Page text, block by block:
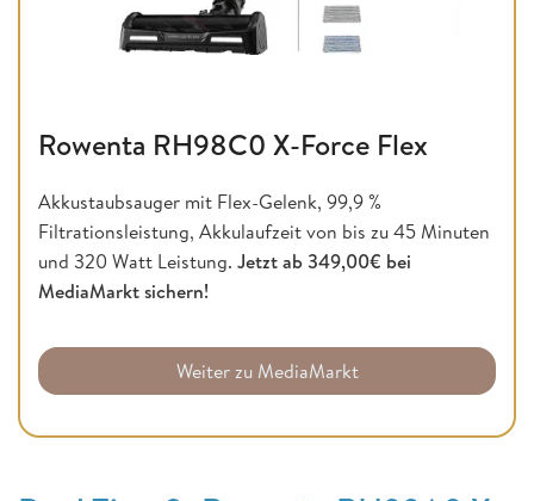
Rowenta RH98C0 X-Force Flex
Akkustaubsauger mit Flex-Gelenk, 99,9 %
Filtrationsleistung, Akkulaufzeit von bis zu 45 Minuten
und 320 Watt Leistung. Jetzt ab 349,00€ bei
MediaMarkt sichern!
Weiter zu MediaMarkt